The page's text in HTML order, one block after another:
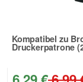
Kompatibel zu
Druckerpatrone
Zur